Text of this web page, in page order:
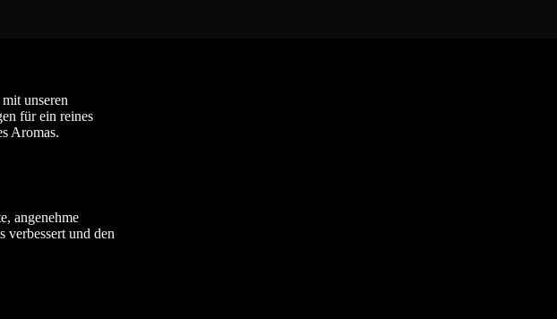
unseren
für ein reines
Aromas.
angenehme
verbessert und den